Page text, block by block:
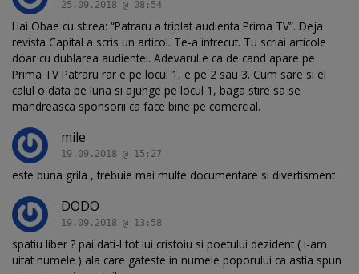
25.09.2018 @ 08:54
Hai Obae cu stirea: “Patraru a triplat audienta Prima TV”. Deja
revista Capital a scris un articol. Te-a intrecut. Tu scriai articole
doar cu dublarea audientei. Adevarul e ca de cand apare pe
Prima TV Patraru rar e pe locul 1, e pe 2 sau 3. Cum sare si el
calul o data pe luna si ajunge pe locul 1, baga stire sa se
mandreasca sponsorii ca face bine pe comercial.
mile
19.09.2018 @ 15:27
este buna grila , trebuie mai multe documentare si divertisment
DODO
19.09.2018 @ 13:58
spatiu liber ? pai dati-l tot lui cristoiu si poetului dezident ( i-am
uitat numele ) ala care gateste in numele poporului ca astia spun